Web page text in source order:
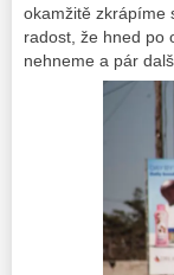
okamžitě zkrápíme
radost, že hned po
nehneme a pár